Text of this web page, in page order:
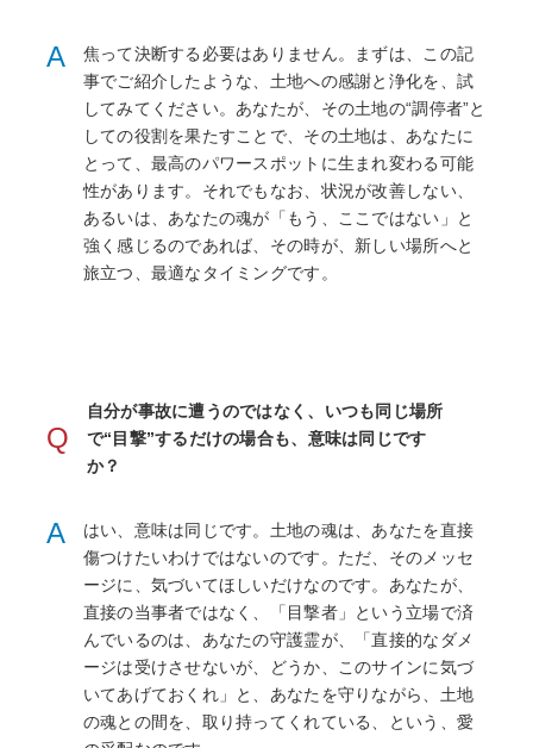
A
焦って決断する必要はありません。まずは、この記
事でご紹介したような、土地への感謝と浄化を、試
してみてください。あなたが、その土地の“調停者”と
しての役割を果たすことで、その土地は、あなたに
とって、最高のパワースポットに生まれ変わる可能
性があります。それでもなお、状況が改善しない、
あるいは、あなたの魂が「もう、ここではない」と
強く感じるのであれば、その時が、新しい場所へと
旅立つ、最適なタイミングです。
Q
自分が事故に遭うのではなく、いつも同じ場所
で“目撃”するだけの場合も、意味は同じです
か？
A
はい、意味は同じです。土地の魂は、あなたを直接
傷つけたいわけではないのです。ただ、そのメッセ
ージに、気づいてほしいだけなのです。あなたが、
直接の当事者ではなく、「目撃者」という立場で済
んでいるのは、あなたの守護霊が、「直接的なダメ
ージは受けさせないが、どうか、このサインに気づ
いてあげておくれ」と、あなたを守りながら、土地
の魂との間を、取り持ってくれている、という、愛